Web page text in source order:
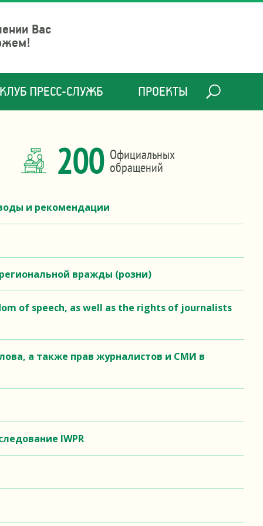
Вас
КЛУБ ПРЕСС-СЛУЖБ ПРОЕКТЫ
200 Официальных
обращений
и рекомендации
вражды (розни)
of speech, as well as the rights of journalists
а также прав журналистов и СМИ в
IWPR